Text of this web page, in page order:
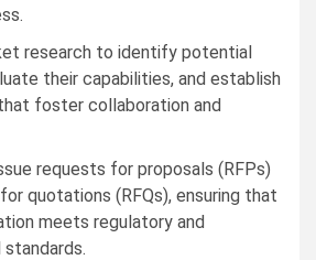
research to identify potential
their capabilities, and establish
foster collaboration and
requests for proposals (RFPs)
quotations (RFQs), ensuring that
meets regulatory and
standards.